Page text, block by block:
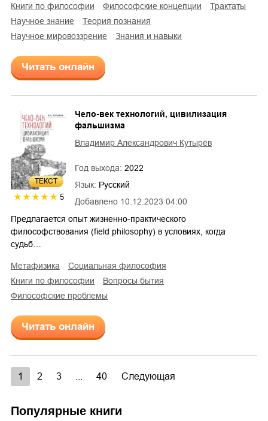
книги по философии
философские концепции
трактаты
научное знание
теория познания
научное мировоззрение
знания и навыки
Читать онлайн
ТЕКСТ
5 Добавлено 10.12.2023 04:00
Чело-век технологий, цивилизация
фальшизма
Владимир Александрович Кутырёв
Год выхода: 2022
Язык: Русский
Предлагается опыт жизненно-практического
философствования (field philosophy) в условиях, когда
судьб…
метафизика
социальная философия
книги по философии
вопросы бытия
философские проблемы
Читать онлайн
1 2 3 40 Следующая
Популярные книги